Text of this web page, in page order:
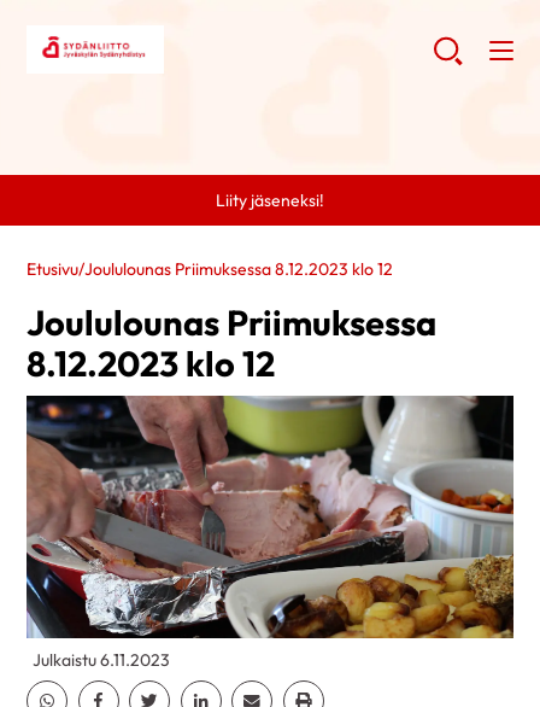
Liity jäseneksi!
Etusivu/Joululounas Priimuksessa 8.12.2023 klo 12
Joululounas Priimuksessa
8.12.2023 klo 12
Julkaistu 6.11.2023
Jaa Whatsapp
Jaa Facebook
Jaa TwitterJaa Linkedin
Jaa EmailJaa Print